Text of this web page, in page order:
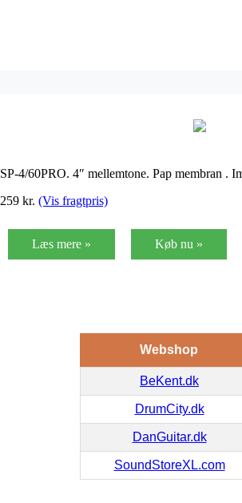
SP-4/60PRO. 4″ mellemtone. Pap membran .
259 kr. (Vis fragtpris)
Læs mere » Køb nu »
Webshop
BeKent.dk
DrumCity.dk
DanGuitar.dk
SoundStoreXL.com